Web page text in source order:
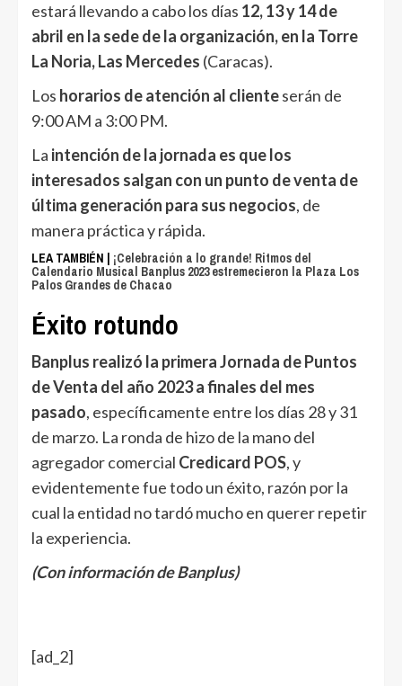
estará llevando a cabo los días 12, 13 y 14 de
abril en la sede de la organización, en la Torre
La Noria, Las Mercedes (Caracas).
Los horarios de atención al clienteserán de
9:00 AM a 3:00 PM.
La intención de la jornada es que los
interesados salgan con un punto de venta de
última generación para sus negocios, de
manera práctica y rápida.
LEA TAMBIÉN | ¡Celebración a lo grande! Ritmos del
Calendario Musical Banplus 2023 estremecieron la Plaza Los
Palos Grandes de Chacao
Éxito rotundo
Banplus realizó la primera Jornada de Puntos
de Venta del año 2023 a finales del mes
pasado, específicamente entre los días 28 y 31
de marzo. La ronda de hizo de la mano del
agregador comercial Credicard POS, y
evidentemente fue todo un éxito, razón por la
cual la entidad no tardó mucho en querer repetir
la experiencia.
(Con información de Banplus)
[ad_2]